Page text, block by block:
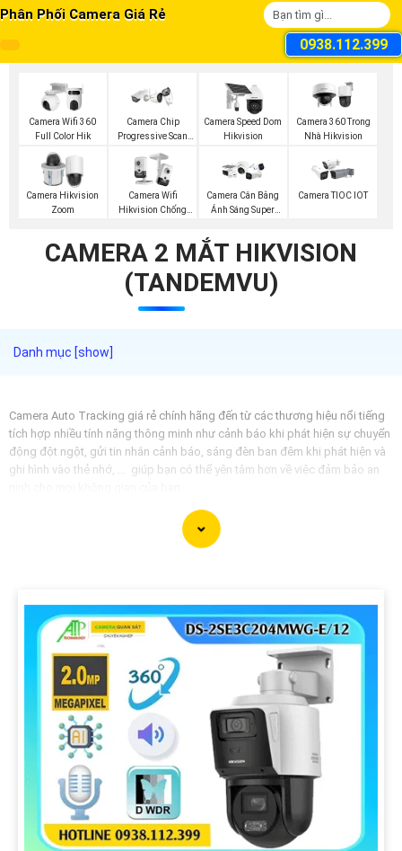
Phân Phối Camera Giá Rẻ
0938.112.399
Camera Wifi 360
Full Color Hik
Camera Chip
Progressive Scan
Camera Speed Dom
Hikvision
Camera 360 Trong
Nhà Hikvision
Camera Hikvision
Zoom
Camera Wifi
Hikvision Chống
Camera Cân Bằng
Ánh Sáng Super
Camera TIOC IOT
CAMERA 2 MẮT HIKVISION
(TANDEMVU)
Camera Auto Tracking giá rẻ chính hãng đến từ các thương hiệu nổi tiếng
tích hợp nhiều tính năng thông minh như cảnh báo khi phát hiện sự chuyển
động đột ngột, gửi tin nhắn cảnh báo, sáng đèn ban đêm khi phát hiện và
ghi hình vào thẻ nhớ, ... giúp bạn có thể yên tâm hơn về việc đảm bảo an